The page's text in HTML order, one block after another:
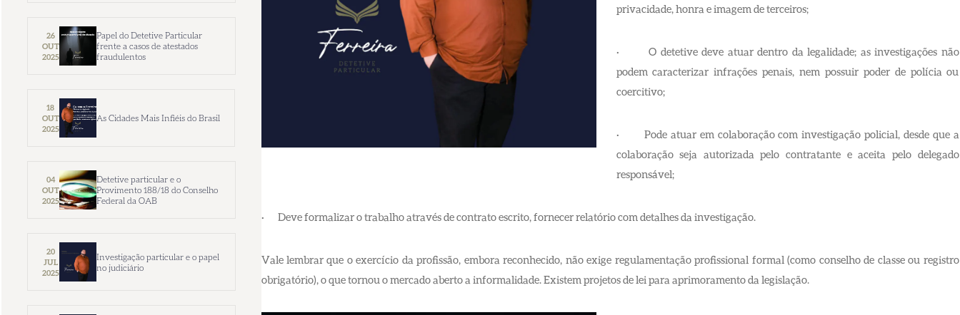
26
OUT
2025
Papel do Detetive Particular
frente a casos de atestados
fraudulentos
18
OUT
2025
As Cidades Mais Infiéis do Brasil
04
OUT
2025
Detetive particular e o
Provimento 188/18 do Conselho
Federal da OAB
20
JUL
2025
Investigação particular e o papel
no judiciário
privacidade, honra e imagem de terceiros;
· O detetive deve atuar dentro da legalidade; as investigações não
podem caracterizar infrações penais, nem possuir poder de polícia ou
coercitivo;
· Pode atuar em colaboração com investigação policial, desde que a
colaboração seja autorizada pelo contratante e aceita pelo delegado
responsável;
· Deve formalizar o trabalho através de contrato escrito, fornecer relatório com detalhes da investigação.
Vale lembrar que o exercício da profissão, embora reconhecido, não exige regulamentação profissional formal (como conselho de classe ou registro
obrigatório), o que tornou o mercado aberto a informalidade. Existem projetos de lei para aprimoramento da legislação.